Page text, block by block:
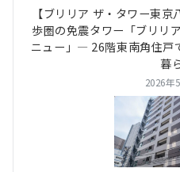
【ブリリア ザ・タワー東
歩圏の免震タワー「ブリリ
ニュー」― 26階東南角住戸
暮
2026年